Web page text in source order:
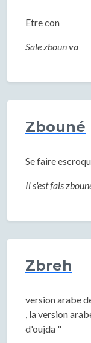
Etre con
Sale zboun va
Zbouné
Se faire
Il s'est fais
Zbreh
version arabe
, la version
d'oujda "